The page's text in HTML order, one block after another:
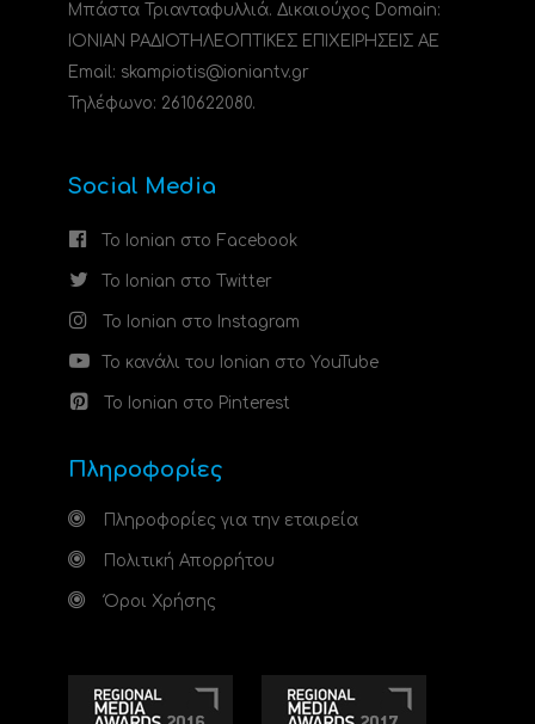
Μπάστα Τριανταφυλλιά. Δικαιούχος Domain:
ΙΟΝΙΑΝ ΡΑΔΙΟΤΗΛΕΟΠΤΙΚΕΣ ΕΠΙΧΕΙΡΗΣΕΙΣ ΑΕ
Email: skampiotis@ioniantv.gr
Τηλέφωνο: 2610622080.
Social Media
Το Ionian στο Facebook
Το Ionian στο Twitter
Το Ionian στο Instagram
Το κανάλι του Ionian στο YouTube
Το Ionian στο Pinterest
Πληροφορίες
Πληροφορίες για την εταιρεία
Πολιτική Απορρήτου
Όροι Χρήσης